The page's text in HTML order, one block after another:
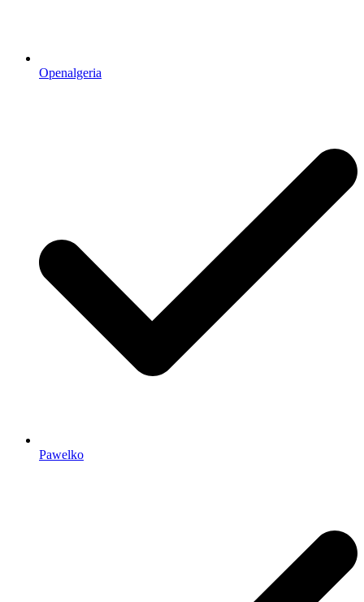
Openalgeria
Pawelko